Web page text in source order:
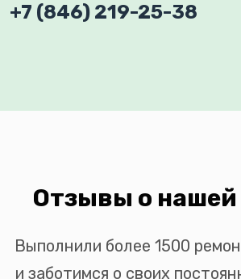
+7 (846) 219-25-38
Отзывы о нашей
Выполнили более 1500
и заботимся о своих